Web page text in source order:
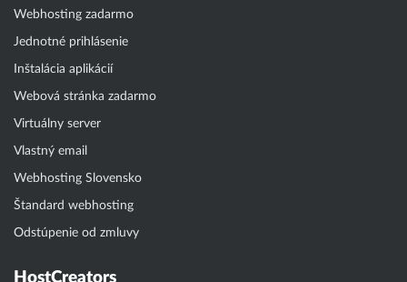
Webhosting zadarmo
Jednotné prihlásenie
Inštalácia aplikácií
Webová stránka zadarmo
Virtuálny server
Vlastný email
Webhosting Slovensko
Štandard webhosting
Odstúpenie od zmluvy
HostCreators